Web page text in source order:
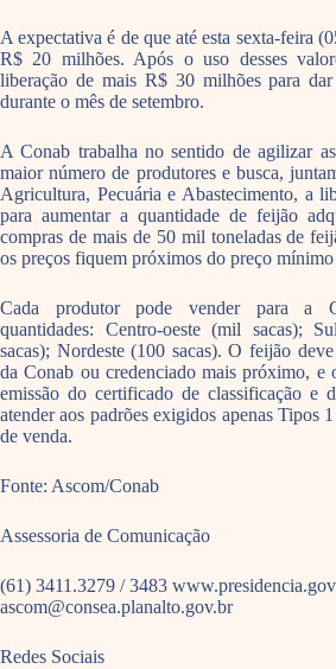
A expectativa é de que até esta sexta-feira
R$ 20 milhões. Após o uso desses
liberação de mais R$ 30 milhões para
durante o mês de setembro.
A Conab trabalha no sentido de agilizar
maior número de produtores e busca,
Agricultura, Pecuária e Abastecimento, a
para aumentar a quantidade de feijão
compras de mais de 50 mil toneladas de
os preços fiquem próximos do preço mínimo
Cada produtor pode vender para a
quantidades: Centro-oeste (mil sacas);
sacas); Nordeste (100 sacas). O feijão
da Conab ou credenciado mais próximo, e
emissão do certificado de classificação e
atender aos padrões exigidos apenas Tipos
de venda.
Fonte: Ascom/Conab
Assessoria de Comunicação
(61) 3411.3279 / 3483
ascom@consea.planalto.gov.br
Redes Sociais